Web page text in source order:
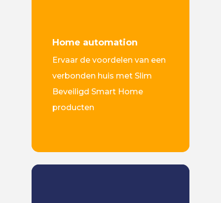
Home automation
Ervaar de voordelen van een
verbonden huis met Slim
Beveiligd Smart Home
producten